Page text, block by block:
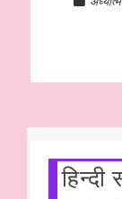
हिन्दी